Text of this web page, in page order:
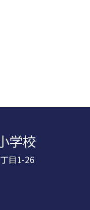
学校
目1-26